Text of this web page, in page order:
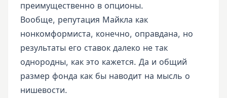
преимущественно в опционы.
Вообще, репутация Майкла как
нонкомформиста, конечно, оправдана, но
результаты его ставок далеко не так
однородны, как это кажется. Да и общий
размер фонда как бы наводит на мысль о
нишевости.